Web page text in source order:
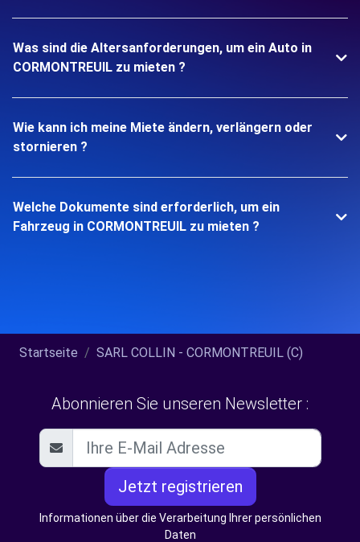
Was sind die Altersanforderungen, um ein Auto in
CORMONTREUIL zu mieten ?
Wie kann ich meine Miete ändern, verlängern oder
stornieren ?
Welche Dokumente sind erforderlich, um ein
Fahrzeug in CORMONTREUIL zu mieten ?
Startseite SARL COLLIN - CORMONTREUIL (C)
Abonnieren Sie unseren Newsletter :
Jetzt registrieren
Informationen über die Verarbeitung Ihrer persönlichen
Daten